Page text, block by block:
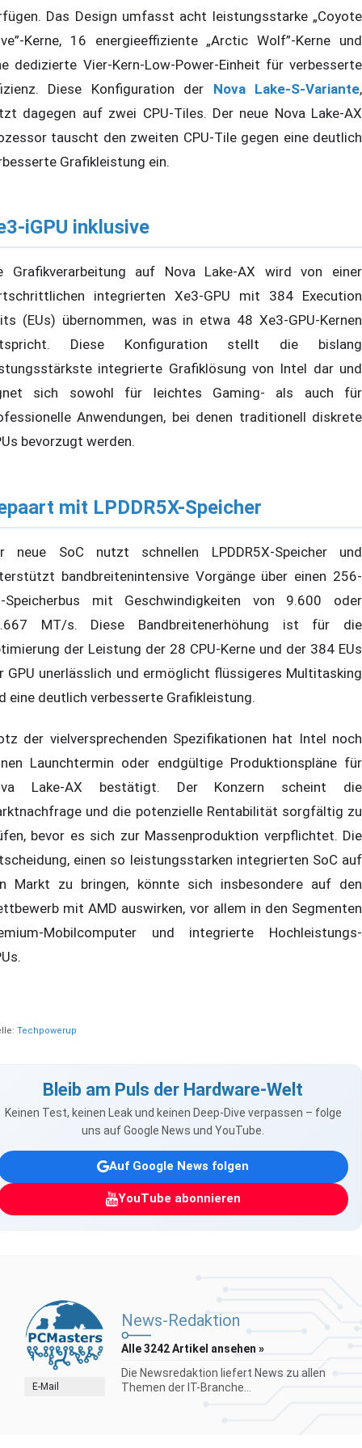
Das Design umfasst acht leistungsstarke „Coyote
Kerne, 16 energieeffiziente „Arctic Wolf”-Kerne und
dedizierte Vier-Kern-Low-Power-Einheit für verbesserte
Diese Konfiguration der Nova Lake-S-Variante,
dagegen auf zwei CPU-Tiles. Der neue Nova Lake-AX
tauscht den zweiten CPU-Tile gegen eine deutlich
Grafikleistung ein.
iGPU inklusive
Grafikverarbeitung auf Nova Lake-AX wird von einer
integrierten Xe3-GPU mit 384 Execution
(EUs) übernommen, was in etwa 48 Xe3-GPU-Kernen
Diese Konfiguration stellt die bislang
integrierte Grafiklösung von Intel dar und
sich sowohl für leichtes Gaming- als auch für
Anwendungen, bei denen traditionell diskrete
bevorzugt werden.
mit LPDDR5X-Speicher
neue SoC nutzt schnellen LPDDR5X-Speicher und
bandbreitenintensive Vorgänge über einen 256-
Speicherbus mit Geschwindigkeiten von 9.600 oder
MT/s. Diese Bandbreitenerhöhung ist für die
der Leistung der 28 CPU-Kerne und der 384 EUs
GPU unerlässlich und ermöglicht flüssigeres Multitasking
eine deutlich verbesserte Grafikleistung.
der vielversprechenden Spezifikationen hat Intel noch
Launchtermin oder endgültige Produktionspläne für
Lake-AX bestätigt. Der Konzern scheint die
und die potenzielle Rentabilität sorgfältig zu
bevor es sich zur Massenproduktion verpflichtet. Die
einen so leistungsstarken integrierten SoC auf
Markt zu bringen, könnte sich insbesondere auf den
mit AMD auswirken, vor allem in den Segmenten
Mobilcomputer und integrierte Hochleistungs-
Techpowerup
Bleib am Puls der Hardware-Welt
Keinen Test, keinen Leak und keinen Deep-Dive verpassen – folge
uns auf Google News und YouTube.
Auf Google News folgen
YouTube abonnieren
E-Mail
News-Redaktion
Alle 3242 Artikel ansehen »
Die Newsredaktion liefert News zu allen
Themen der IT-Branche...